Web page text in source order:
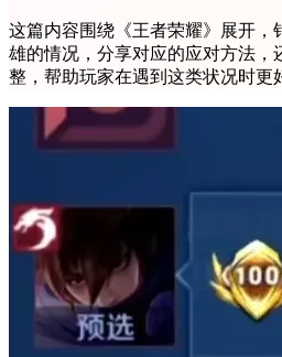
这篇内容围绕《王者荣耀》展开，
雄的情况，分享对应的应对方法，
整，帮助玩家在遇到这类状况时更